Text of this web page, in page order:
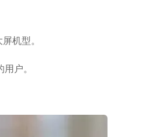
机型。
户。